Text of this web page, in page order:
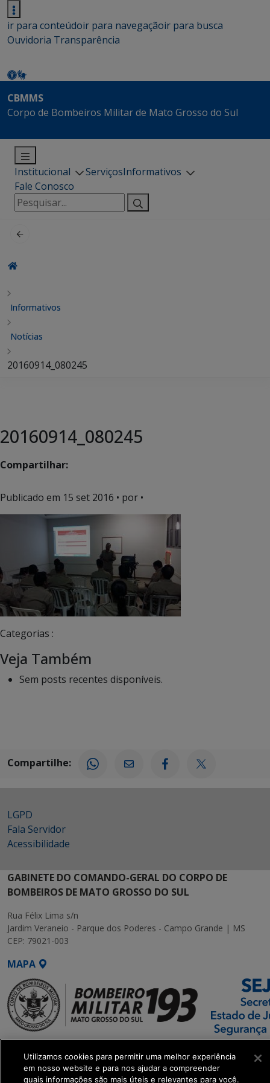
ir para conteúdoir para navegaçãoir para busca
Ouvidoria Transparência
CBMMS
Corpo de Bombeiros Militar de Mato Grosso do Sul
Institucional ServiçosInformativos
Fale Conosco
Pesquisar
por:
Informativos
Notícias
20160914_080245
20160914_080245
Compartilhar:
Publicado em 15 set 2016 • por •
Categorias :
Veja Também
Sem posts recentes disponíveis.
Compartilhe:
LGPD
Fala Servidor
Acessibilidade
GABINETE DO COMANDO-GERAL DO CORPO DE
BOMBEIROS DE MATO GROSSO DO SUL
Rua Félix Lima s/n
Jardim Veraneio - Parque dos Poderes - Campo Grande | MS
CEP: 79021-003
MAPA
SETDIG | Secretaria-
Executiva de
Transformação Digital
Utilizamos cookies para permitir uma melhor experiência
em nosso website e para nos ajudar a compreender
quais informações são mais úteis e relevantes para você.